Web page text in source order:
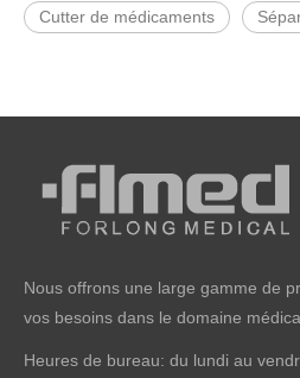
Cutter de médicaments
Nous offrons une large gamme de
vos besoins dans le domaine
Heures de bureau: du lundi au